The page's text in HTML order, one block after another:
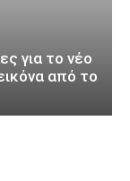
για το νέο
από το